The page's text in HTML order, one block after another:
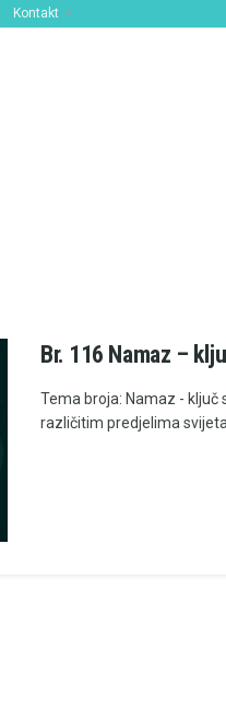
Kontakt
Br. 116 Namaz –
Tema broja: Namaz - ključ
različitim predjelima